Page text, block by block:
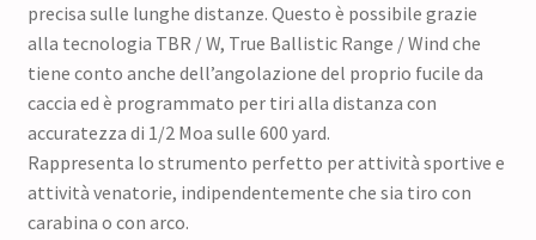
precisa sulle lunghe distanze. Questo è possibile grazie
alla tecnologia TBR / W, True Ballistic Range / Wind che
tiene conto anche dell’angolazione del proprio fucile da
caccia ed è programmato per tiri alla distanza con
accuratezza di 1/2 Moa sulle 600 yard.
Rappresenta lo strumento perfetto per attività sportive e
attività venatorie, indipendentemente che sia tiro con
carabina o con arco.